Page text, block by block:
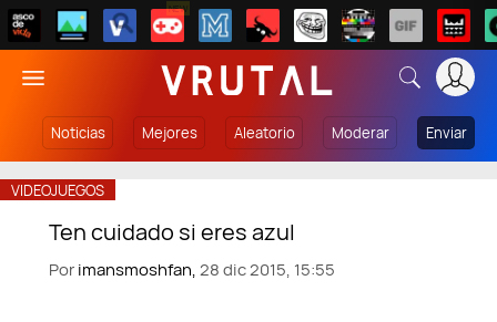
NEW
Noticias Mejores Aleatorio Moderar Enviar
VIDEOJUEGOS
Ten cuidado si eres azul
Porimansmoshfan,28 dic 2015, 15:55